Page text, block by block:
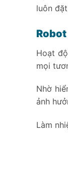
luôn
Hoạt
mọi
Nhờ
ảnh
Làm